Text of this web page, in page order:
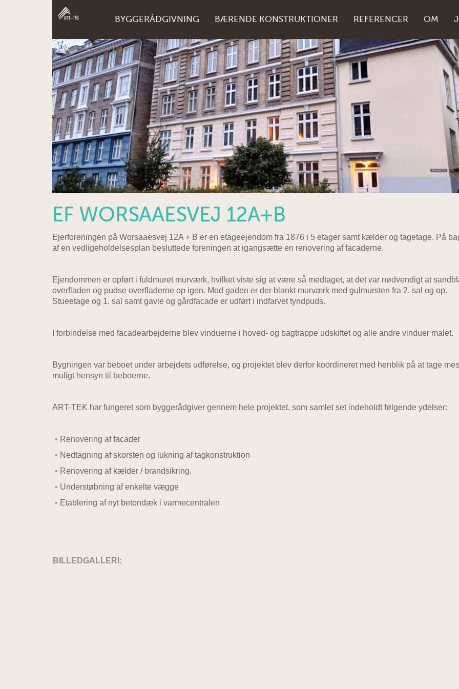
BYGGERÅDGIVNING BÆRENDE KONSTRUKTIONER REFERENCER OM
EF WORSAAESVEJ 12A+B
EF WORSAAESVEJ 12A+B
Ejerforeningen på Worsaaesvej 12A + B er en etageejendom fra 1876 i 5 etager samt kælder og tagetage. På
af en vedligeholdelsesplan besluttede foreningen at igangsætte en renovering af facaderne.
Ejendommen er opført i fuldmuret murværk, hvilket viste sig at være så medtaget, at det var nødvendigt at
overfladen og pudse overfladerne op igen. Mod gaden er der blankt murværk med gulmursten fra 2. sal og op.
Stueetage og 1. sal samt gavle og gårdfacade er udført i indfarvet tyndpuds.
I forbindelse med facadearbejderne blev vinduerne i hoved- og bagtrappe udskiftet og alle andre vinduer malet.
Bygningen var beboet under arbejdets udførelse, og projektet blev derfor koordineret med henblik på at tage
muligt hensyn til beboerne.
ART-TEK har fungeret som byggerådgiver gennem hele projektet, som samlet set indeholdt følgende ydelser:
Renovering af facader
Nedtagning af skorsten og lukning af tagkonstruktion
Renovering af kælder / brandsikring.
Understøbning af enkelte vægge
Etablering af nyt betondæk i varmecentralen
BILLEDGALLERI: